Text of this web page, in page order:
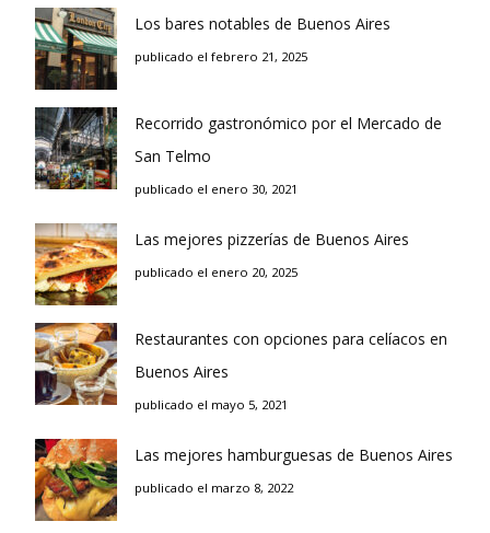
Los bares notables de Buenos Aires
publicado el febrero 21, 2025
Recorrido gastronómico por el Mercado de
San Telmo
publicado el enero 30, 2021
Las mejores pizzerías de Buenos Aires
publicado el enero 20, 2025
Restaurantes con opciones para celíacos en
Buenos Aires
publicado el mayo 5, 2021
Las mejores hamburguesas de Buenos Aires
publicado el marzo 8, 2022